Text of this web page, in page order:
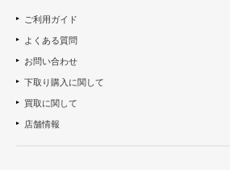
ご利用ガイド
よくある質問
お問い合わせ
下取り購入に関して
買取に関して
店舗情報